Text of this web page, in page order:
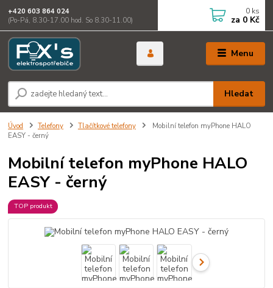
Menu
Hledat
+420 603 864 024
(Po-Pá, 8.30-17.00 hod. So 8.30-11.00)
0 ks
za 0 Kč
Úvod Telefony Tlačítkové telefony
Mobilní telefon myPhone HALO
EASY - černý
Mobilní telefon myPhone HALO
EASY - černý
TOP produkt